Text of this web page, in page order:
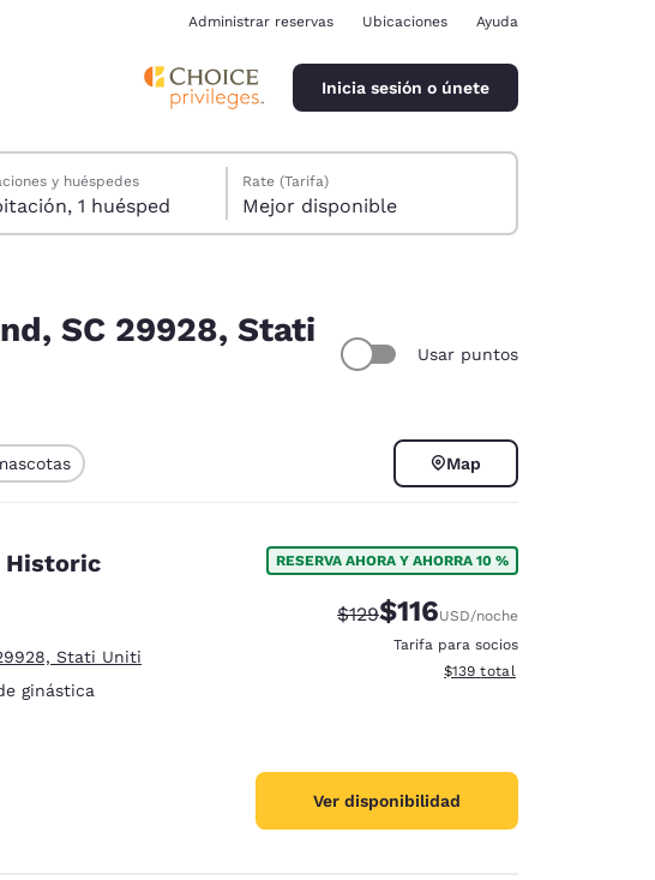
Canada
English
English
España
Administrar reservas Ubicaciones Ayuda
Inicia sesión o únete
y huéspedes
1 habitación, 1 huésped
Rate (Tarifa)
Mejor disponible
SC 29928, Stati
Usar puntos
Map
Historic
Stati Uniti
ginástica
RESERVA AHORA Y AHORRA 10 %
Precio tachado:
$129Precio con descuento:
$116USD/noche
Tarifa para socios
Ver detalles del total
$139 total
Ver disponibilidad